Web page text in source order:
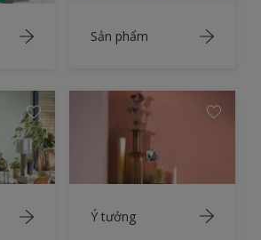
Sản phẩm
Ý tưởng